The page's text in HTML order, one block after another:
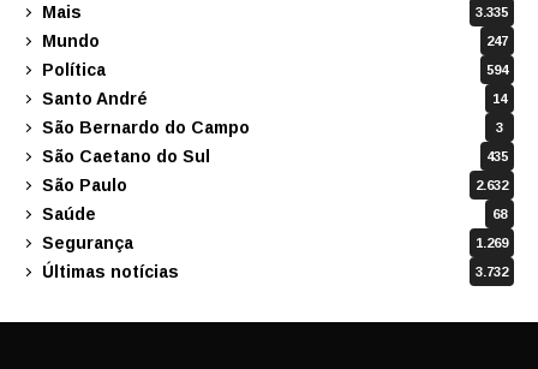
Mais 3.335
Mundo 247
Política 594
Santo André 14
São Bernardo do Campo 3
São Caetano do Sul 435
São Paulo 2.632
Saúde 68
Segurança 1.269
Últimas notícias 3.732